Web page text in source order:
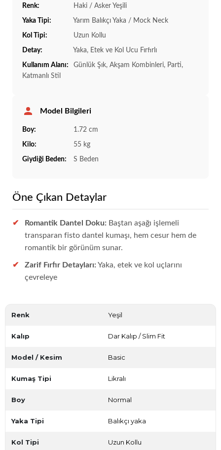
Renk: Haki / Asker Yeşili
Yaka Tipi: Yarım Balıkçı Yaka / Mock Neck
Kol Tipi: Uzun Kollu
Detay: Yaka, Etek ve Kol Ucu Fırfırlı
Kullanım Alanı:
Günlük Şık, Akşam Kombinleri, Parti,
Katmanlı Stil
Model Bilgileri
Boy: 1.72 cm
Kilo: 55 kg
Giydiği Beden: S Beden
Öne Çıkan Detaylar
Romantik Dantel Doku: Baştan aşağı işlemeli
transparan fisto dantel kumaşı, hem cesur hem de
romantik bir görünüm sunar.
Zarif Fırfır Detayları: Yaka, etek ve kol uçlarını
çevreleye
Renk Yeşil
Kalıp Dar Kalıp / Slim Fit
Model / Kesim Basic
Kumaş Tipi Likralı
Boy Normal
Yaka Tipi Balıkçı yaka
Kol Tipi Uzun Kollu